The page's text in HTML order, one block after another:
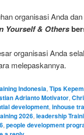
organisasi Anda
Yourself & Others
organisasi Anda
melepaskannya.
Indonesia, Tips
Adrianto Motivator,
development, inhouse
2026, leadership
, people development